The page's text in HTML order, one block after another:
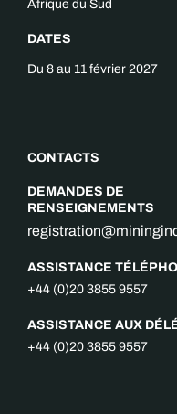
Afrique du Sud
DATES
Du 8 au 11 février 2027
CONTACTS
DEMANDES DE
RENSEIGNEMENTS
ASSISTANCE
+44 (0)20 3855 9557
ASSISTANCE AUX
+44 (0)20 3855 9557